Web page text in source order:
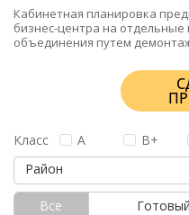
Кабинетная планировка
бизнес-центра на
объединения путем
Класс A B+
Район
Все Готовый